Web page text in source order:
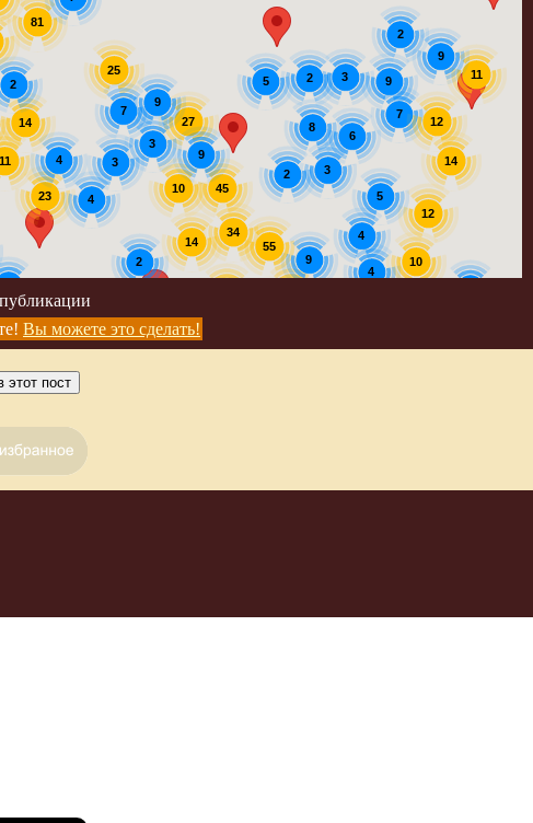
81
25
11
45
14
2
7
23
7
6
4
34
11
3
55
9
9
27 12
12
10
14
3
2
10
14
3
2
5
2
9
8
4
4 3
5
2
9
4
9
Вы можете это сделать!
пост